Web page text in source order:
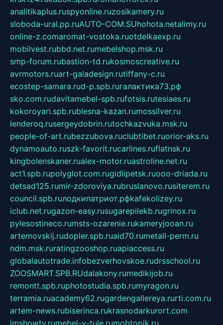
analitikaplus.ruspyonline.ruzosikamery.ru
sloboda-ural.pp.ruAUTO-COM.SUhohota.netalimy.ru
online-z.comaromat-vostoka.ruotdelkaexp.ru
mobilvest.rubbd.net.rumebelshop.msk.ru
smp-forum.rubastion-td.rukosmoscreative.ru
avrmotors.ruart-galadesign.rutiffany-c.ru
ecostep-samara.rud-p.spb.ruгалактика73.рф
sko.com.rudavitamebel-spb.rufotsis.rutesiaes.ru
kokoroyari.spb.rublesna-kazan.rumossilver.ru
lenderoq.rusergeydobrin.rutochkazvuka.msk.ru
people-of-art.rubezzubova.ruclubtibet.ruorior-aks.ru
dynamoauto.ruszk-favorit.rucarlines.ruflatnsk.ru
kingbolenskaner.rualex-motor.ruastroline.net.ru
act1.spb.rupolyglot.com.rugidlipetsk.ruooo-driada.ru
detsad125.rumir-zdoroviya.rubruslanovo.rusiterem.ru
council.spb.ruлодкипатриот.рфkafekolizey.ru
iclub.net.rugazon-easy.rusugarepilekb.rugrinox.ru
pylesostineco.rumsts-ozarenie.rukameryjooan.ru
artemovskij.rudopler.spb.ruaid70.rumetall-perm.ru
ndm.msk.ruratingzooshop.ruapiaccess.ru
globalautotrade.infobezverhovskoe.rudrsschool.ru
ZOOSMART.SPB.RUdalakony.rumedikijob.ru
remontt.spb.ruphotostudia.spb.rumyragon.ru
terramia.ruacademy62.rugardengallereya.rurti.com.ru
artem-news.rubiserinca.rukrasnodarkurort.com
imshowtv.rumebel-v-tule.rumobtopik.ru